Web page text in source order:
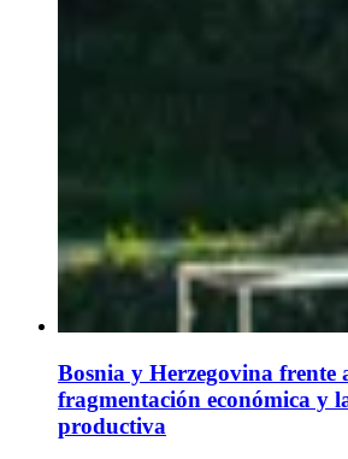
Bosnia y Herzegovina frente
fragmentación económica y
productiva